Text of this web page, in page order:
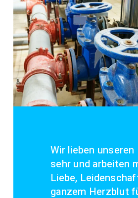
Wir lieben unseren
sehr und arbeiten
Liebe,
ganzem Herzblut